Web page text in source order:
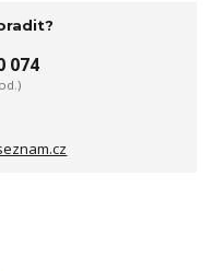
074